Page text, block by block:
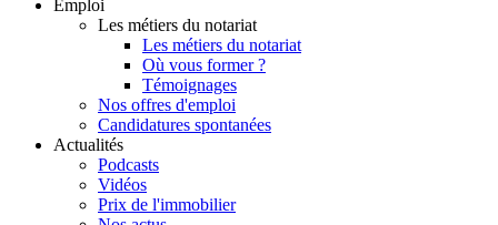
Emploi
Les métiers du notariat
Les métiers du notariat
Où vous former ?
Témoignages
Nos offres d'emploi
Candidatures spontanées
Actualités
Podcasts
Vidéos
Prix de l'immobilier